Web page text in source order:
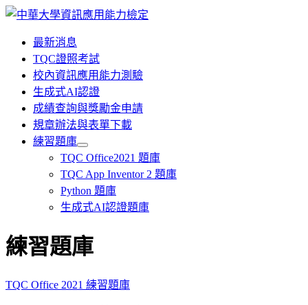
最新消息
TQC證照考試
校內資訊應用能力測驗
生成式AI認證
成績查詢與獎勵金申請
規章辦法與表單下載
練習題庫
TQC Office2021 題庫
TQC App Inventor 2 題庫
Python 題庫
生成式AI認證題庫
練習題庫
TQC Office 2021 練習題庫